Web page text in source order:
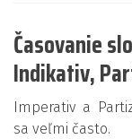
Časovanie
Indikativ,
Imperativ a
sa veľmi často.